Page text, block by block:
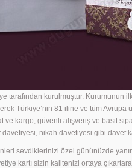
tarafından kurulmuştur. Kurumunun
Türkiye’nin 81 iline ve tüm Avrupa
ve kargo, güvenli alışveriş ve basit
davetiyesi, nikah davetiyesi gibi davet
sevdiklerinizi özel gününüzde
kartı sizin kalitenizi ortaya